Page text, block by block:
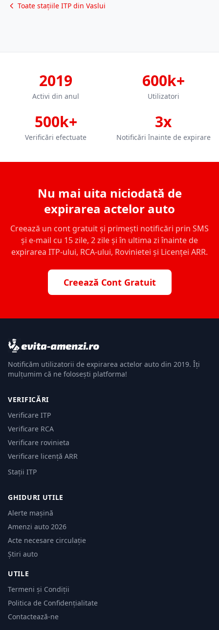
Toate stațiile ITP din Vaslui
2019
Activi din anul
600k+
Utilizatori
500k+
Verificări efectuate
3x
Notificări înainte de expirare
Nu mai uita niciodată de
expirarea actelor auto
Creează un cont gratuit și primești notificări prin SMS
și e-mail cu 15 zile, 2 zile și în ultima zi înainte de
expirarea ITP-ului, RCA-ului, Rovinietei și Licenței ARR.
Creează Cont Gratuit
Notificăm utilizatorii de expirarea actelor auto din 2019. Îți
mulțumim că ne folosești platforma!
VERIFICĂRI
Verificare ITP
Verificare RCA
Verificare rovinieta
Verificare licență ARR
Stații ITP
GHIDURI UTILE
Alerte mașină
Amenzi auto 2026
Acte necesare circulație
Știri auto
UTILE
Termeni și Condiții
Politica de Confidențialitate
Contactează-ne